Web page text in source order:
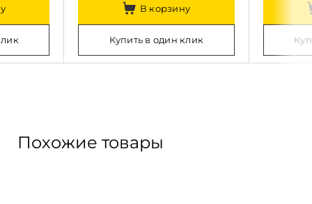
В корзину
Купить в один клик
Похожие товары